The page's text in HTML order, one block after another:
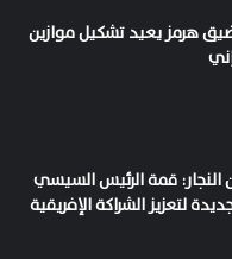
هرمز يعيد تشكيل موازين
قمة الرئيس السيسي
لتعزيز الشراكة الإفريقية